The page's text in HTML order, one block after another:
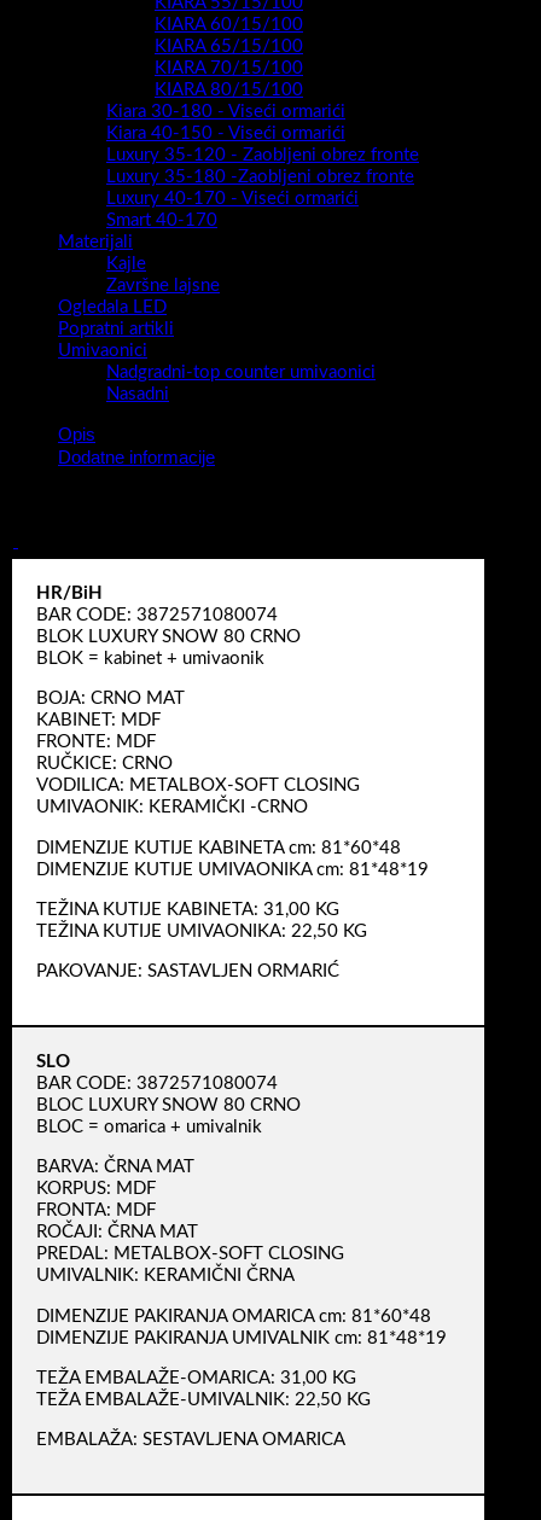
KIARA 60/15/100
KIARA 65/15/100
KIARA 70/15/100
KIARA 80/15/100
Kiara 30-180 - Viseći ormarići
Kiara 40-150 - Viseći ormarići
Luxury 35-120 - Zaobljeni obrez fronte
Luxury 35-180 -Zaobljeni obrez fronte
Luxury 40-170 - Viseći ormarići
Smart 40-170
Materijali
Kajle
Završne lajsne
Ogledala LED
Popratni artikli
Umivaonici
Nadgradni-top counter umivaonici
Nasadni
Opis
Dodatne informacije
HR/BiH
BAR CODE: 3872571080074
BLOK LUXURY SNOW 80 CRNO
BLOK = kabinet + umivaonik
BOJA: CRNO MAT
KABINET: MDF
FRONTE: MDF
RUČKICE: CRNO
VODILICA: METALBOX-SOFT CLOSING
UMIVAONIK: KERAMIČKI -CRNO
DIMENZIJE KUTIJE KABINETA cm: 81*60*48
DIMENZIJE KUTIJE UMIVAONIKA cm: 81*48*19
TEŽINA KUTIJE KABINETA: 31,00 KG
TEŽINA KUTIJE UMIVAONIKA: 22,50 KG
PAKOVANJE: SASTAVLJEN ORMARIĆ
SLO
BAR CODE: 3872571080074
BLOC LUXURY SNOW 80 CRNO
BLOC = omarica + umivalnik
BARVA: ČRNA MAT
KORPUS: MDF
FRONTA: MDF
ROČAJI: ČRNA MAT
PREDAL: METALBOX-SOFT CLOSING
UMIVALNIK: KERAMIČNI ČRNA
DIMENZIJE PAKIRANJA OMARICA cm: 81*60*48
DIMENZIJE PAKIRANJA UMIVALNIK cm: 81*48*19
TEŽA EMBALAŽE-OMARICA: 31,00 KG
TEŽA EMBALAŽE-UMIVALNIK: 22,50 KG
EMBALAŽA: SESTAVLJENA OMARICA